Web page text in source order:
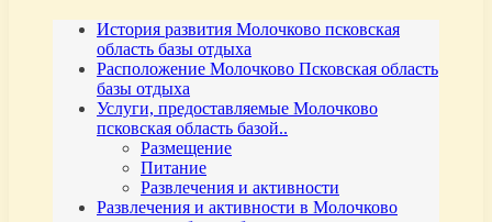
История развития Молочково псковская
область базы отдыха
Расположение Молочково Псковская область
базы отдыха
Услуги, предоставляемые Молочково
псковская область базой..
Размещение
Питание
Развлечения и активности
Развлечения и активности в Молочково